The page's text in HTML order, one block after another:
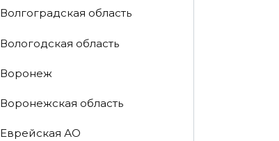
Волгоградская область
Вологодская область
Воронеж
Воронежская область
Еврейская АО